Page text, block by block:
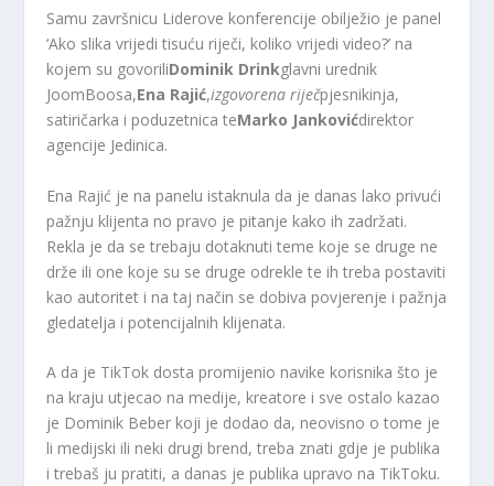
Samu završnicu Liderove konferencije obilježio je panel
‘Ako slika vrijedi tisuću riječi, koliko vrijedi video?’ na
kojem su govoriliDominik Drinkglavni urednik
JoomBoosa,Ena Rajić,izgovorena riječpjesnikinja,
satiričarka i poduzetnica teMarko Jankovićdirektor
agencije Jedinica.
Ena Rajić je na panelu istaknula da je danas lako privući
pažnju klijenta no pravo je pitanje kako ih zadržati.
Rekla je da se trebaju dotaknuti teme koje se druge ne
drže ili one koje su se druge odrekle te ih treba postaviti
kao autoritet i na taj način se dobiva povjerenje i pažnja
gledatelja i potencijalnih klijenata.
A da je TikTok dosta promijenio navike korisnika što je
na kraju utjecao na medije, kreatore i sve ostalo kazao
je Dominik Beber koji je dodao da, neovisno o tome je
li medijski ili neki drugi brend, treba znati gdje je publika
i trebaš ju pratiti, a danas je publika upravo na TikToku.